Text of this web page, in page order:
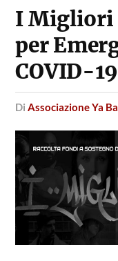
I Migliori
per
COVID-19
diAssociazione Ya